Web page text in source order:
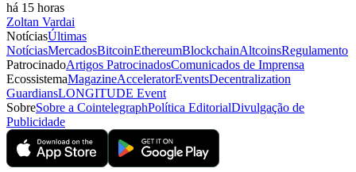
há 15 horas
Zoltan Vardai
NotíciasÚltimas
NotíciasMercadosBitcoinEthereumBlockchainAltcoinsRegulamento
PatrocinadoArtigos PatrocinadosComunicados de Imprensa
EcossistemaMagazineAcceleratorEventsDecentralization
GuardiansLONGITUDE Event
SobreSobre a CointelegraphPolítica EditorialDivulgação de
Publicidade